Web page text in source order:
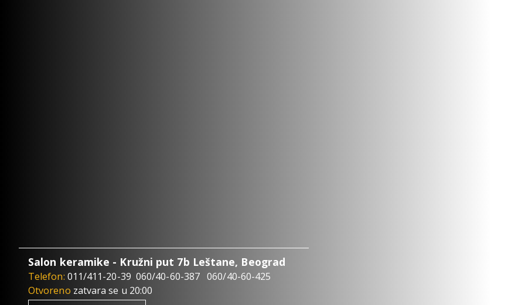
Salon keramike - Kružni put 7b Leštane, Beograd
Telefon: 011/411-20-39 060/40-60-387 060/40-60-425
Otvoreno zatvara se u 20:00